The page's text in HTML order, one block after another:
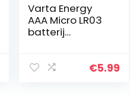
Varta Energy
AAA Micro LR03
batterij
Batterij, ideaal
€5.99